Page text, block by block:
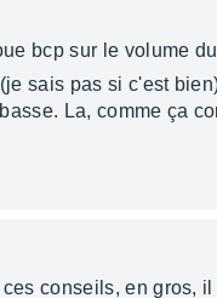
bcp sur le volume
sais pas si c'est
La, comme ça
conseils, en gros,